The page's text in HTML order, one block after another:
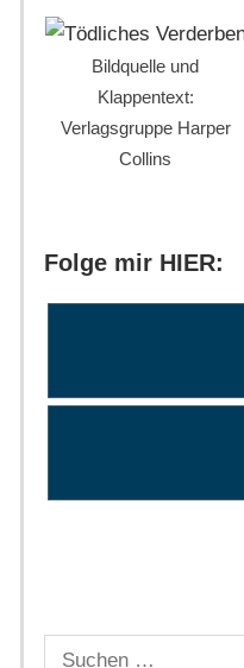
Bildquelle und
Klappentext:
Verlagsgruppe Harper
Collins
Folge mir HIER:
Suchen